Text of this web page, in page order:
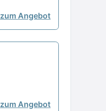
zum Angebot
zum Angebot